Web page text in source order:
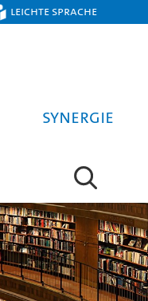
Leichte Sprache
Synergie